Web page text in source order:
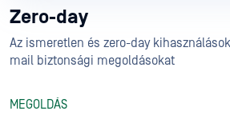
Zero-day
Az ismeretlen és zero-day
mail biztonsági megoldásokat
MEGOLDÁS